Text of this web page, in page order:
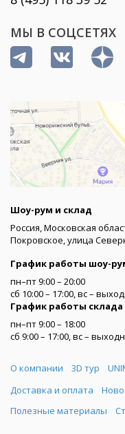
МЫ В СОЦСЕТЯХ
Шоу-рум и склад
Россия, Московская
Покровское, улица
График работы шоу-
пн–пт 9:00 – 20:00
сб 10:00 – 17:00, вс –
График работы склада
пн–пт 9:00 – 18:00
сб 9:00 – 17:00, вс –
Меню
О компании 3D тур
Доставка и оплата
Полезные материалы